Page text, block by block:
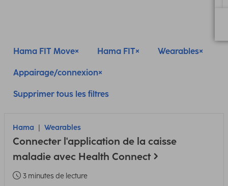
Hama FIT Move Hama FIT Wearables
Appairage/connexion
Supprimer tous les filtres
Hama Wearables
Connecter l'application de la caisse
maladie avec Health Connect
3 minutes de lecture